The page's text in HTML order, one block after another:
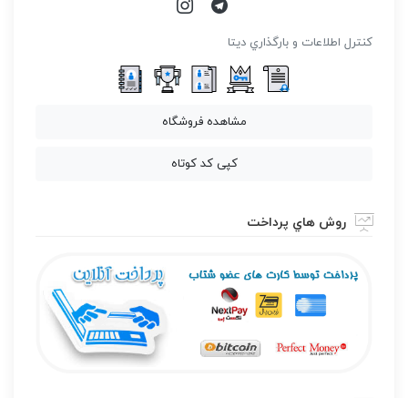
كنترل اطلاعات و بارگذاري ديتا
مشاهده فروشگاه
کپی کد کوتاه
روش هاي پرداخت